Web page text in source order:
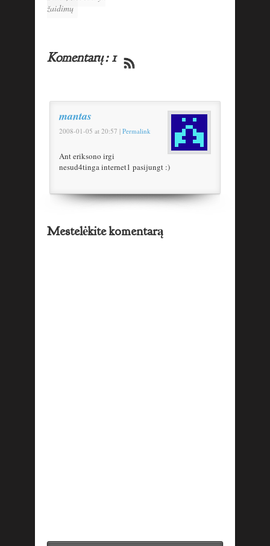
žaidimų
Komentarų: 1
mantas
2008-01-05 at 20:57 | Permalink
Ant eriksono irgi
nesud4tinga internet1 pasijungt :)
Mestelėkite komentarą